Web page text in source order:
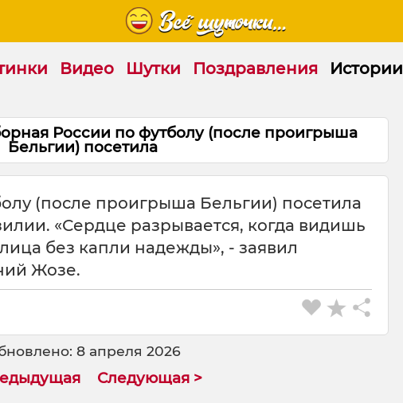
Видео Шутки Поздравления Истории
России по футболу (после проигрыша
Бельгии) посетила
(после проигрыша Бельгии) посетила
«Сердце разрывается, когда видишь
без капли надежды», - заявил
Жозе.
8 апреля 2026
Следующая >